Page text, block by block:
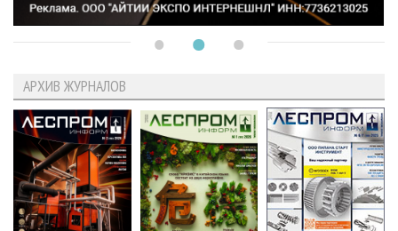
АРХИВ ЖУРНАЛОВ